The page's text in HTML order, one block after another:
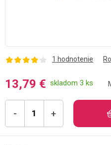
1 hodnotenie
13,79 € skladom 3 ks
- +